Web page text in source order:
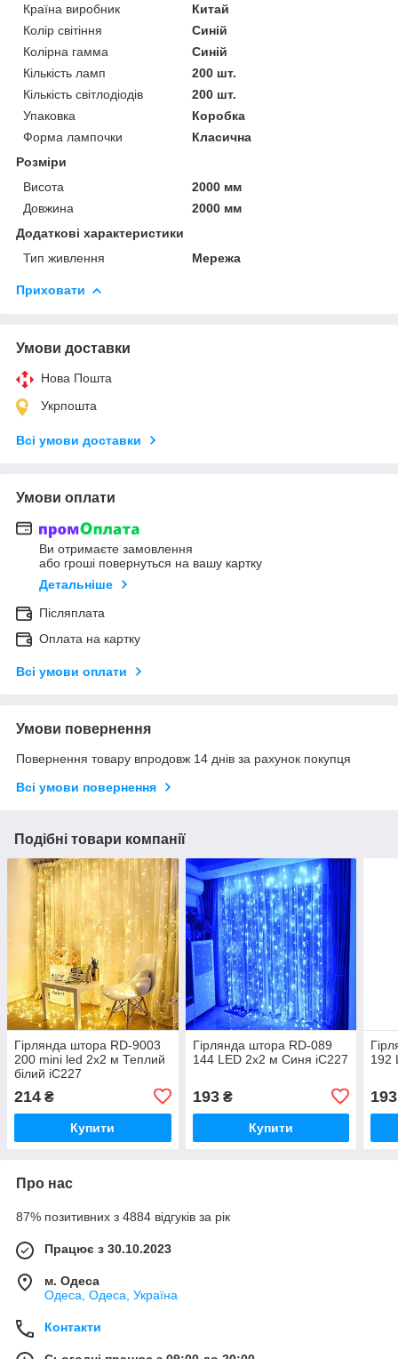
Країна виробник
Китай
Колір світіння
Синій
Колірна гамма
Синій
Кількість ламп
200 шт.
Кількість світлодіодів
200 шт.
Упаковка
Коробка
Форма лампочки
Класична
Розміри
Висота
2000 мм
Довжина
2000 мм
Додаткові характеристики
Тип живлення
Мережа
Приховати
Умови доставки
Нова Пошта
Укрпошта
Всі умови доставки
Умови оплати
Ви отримаєте замовлення
або гроші повернуться на вашу картку
Детальніше
Післяплата
Оплата на картку
Всі умови оплати
Умови повернення
Повернення товару впродовж 14 днів за рахунок покупця
Всі умови повернення
Подібні товари компанії
Гірлянда штора RD-9003
200 mini led 2х2 м Теплий
білий iC227
214 ₴
Купити
Гірлянда штора RD-089
144 LED 2х2 м Синя iC227
193₴
Купити
192
193
Про нас
87% позитивних з 4884 відгуків за рік
Працює з 30.10.2023
м. Одеса
Одеса, Одеса, Україна
Контакти